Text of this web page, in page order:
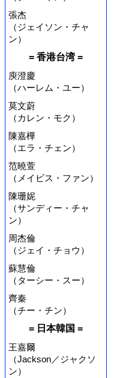
張杰
（ジェイソン・チャ
ン）
= 香港台湾 =
庾澄慶
（ハーレム・ユー）
莫文蔚
（カレン・モク）
陳嘉樺
（エラ・チェン）
范曉萱
（メイビス・ファン）
陳珊妮
（サンディー・チャ
ン）
周杰倫
（ジェイ・チョウ）
蘇慧倫
（ターシー・スー）
齊秦
（チー・チン）
= 日本韓国 =
王嘉爾
（Jackson／ジャクソ
ン）